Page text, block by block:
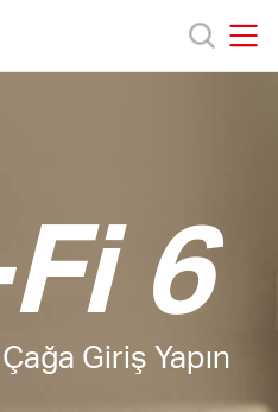
6
Giriş Yapın